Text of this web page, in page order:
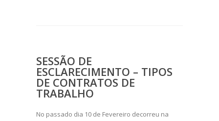
SESSÃO DE
ESCLARECIMENTO – TIPOS
DE CONTRATOS DE
TRABALHO
No passado dia 10 de Fevereiro decorreu na